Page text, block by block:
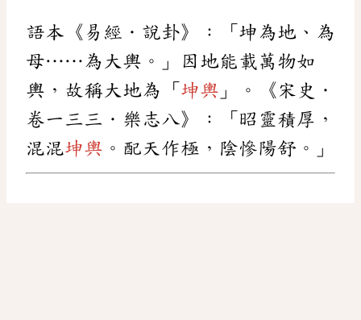
語本《易經．說卦》：「坤為地、為
母……為大輿。」因地能載萬物如
輿，故稱大地為「 坤輿 」。《宋史．
卷一三三．樂志八》：「昭靈積厚，
混混坤輿 。配天作極，陰慘陽舒。」